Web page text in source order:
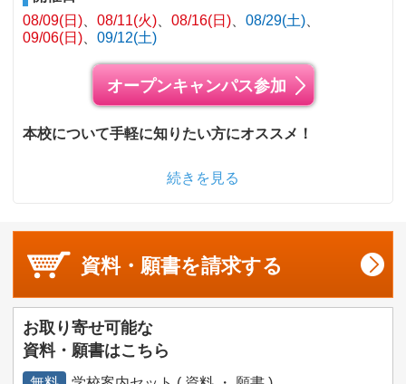
08/09(日)
08/11(火) 08/16(日)
08/29(土)
09/06(日)
09/12(土)
オープンキャンパス参加
本校について手軽に知りたい方にオススメ！
続きを見る
資料・願書を請求する
お取り寄せ可能な
資料・願書はこちら